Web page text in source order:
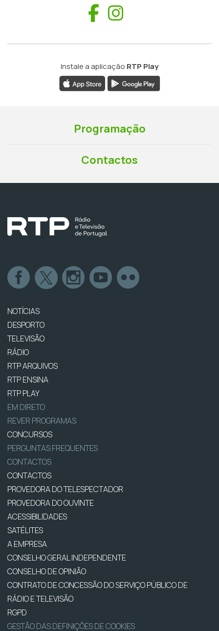
Facebook
Instale a aplicação RTP Play
Programação
Contactos
NOTÍCIAS
DESPORTO
TELEVISÃO
RÁDIO
RTP ARQUIVOS
RTP ENSINA
RTP PLAY
EM DIRETO
REVER PROGRAMAS
CONCURSOS
PERGUNTAS FREQUENTES
CONTACTOS
CONTACTOS
PROVEDORA DO TELESPECTADOR
PROVEDORA DO OUVINTE
ACESSIBILIDADES
SATÉLITES
A EMPRESA
CONSELHO GERAL INDEPENDENTE
CONSELHO DE OPINIÃO
CONTRATO DE CONCESSÃO DO SERVIÇO PÚBLICO DE
RÁDIO E TELEVISÃO
RGPD
GESTÃO DAS DEFINIÇÕES DE COOKIES